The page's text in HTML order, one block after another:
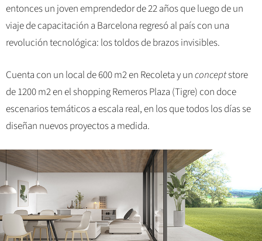
entonces un joven emprendedor de 22 años que luego de un
viaje de capacitación a Barcelona regresó al país con una
revolución tecnológica: los toldos de brazos invisibles.
Cuenta con un local de 600 m2 en Recoleta y unconceptstore
de 1200 m2 en el shopping Remeros Plaza (Tigre) con doce
escenarios temáticos a escala real, en los que todos los días se
diseñan nuevos proyectos a medida.